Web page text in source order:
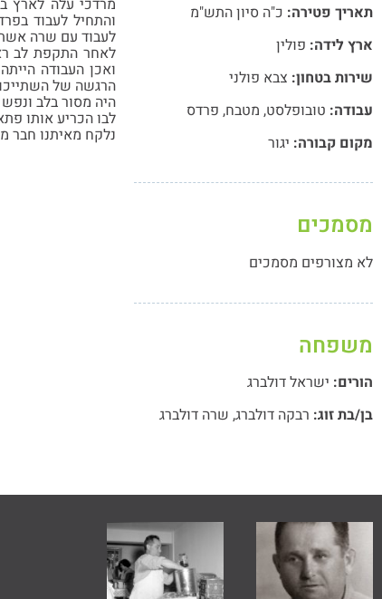
תאריך פטירה: כ"ה סיון התש"מ
ארץ לידה: פולין
שירות בטחון: צבא פולני
עבודה: טובופלסט, מטבח, פרדס
מקום קבורה: יגור
מסמכים
לא מצורפים מסמכים
משפחה
הורים: ישראל דולברג
בן/בת זוג: רבקה דולברג, שרה דולברג
והתחיל לעבוד
לעבוד עם שרה
לאחר התקפת לב
ואכן העבודה
הרגשה של
היה מסור בלב
לבו הכריע אותו
נלקח מאיתנו חבר